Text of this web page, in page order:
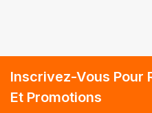
Inscrivez-Vous Pour
Et Promotions